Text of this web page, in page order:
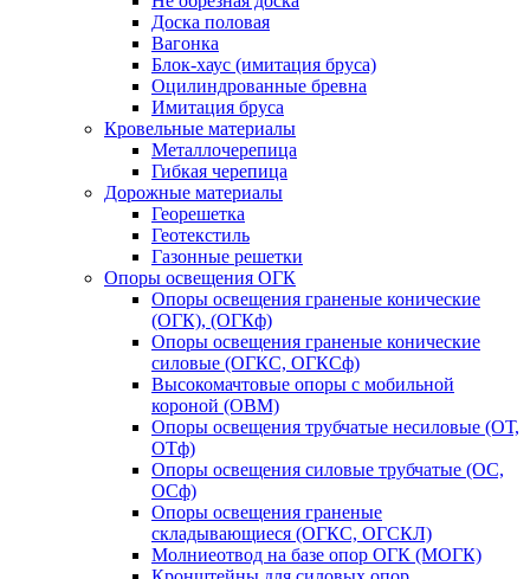
Доска половая
Вагонка
Блок-хаус (имитация бруса)
Оцилиндрованные бревна
Имитация бруса
Кровельные материалы
Металлочерепица
Гибкая черепица
Дорожные материалы
Георешетка
Геотекстиль
Газонные решетки
Опоры освещения ОГК
Опоры освещения граненые конические
(ОГК), (ОГКф)
Опоры освещения граненые конические
силовые (ОГКС, ОГКСф)
Высокомачтовые опоры с мобильной
короной (ОВМ)
Опоры освещения трубчатые несиловые (ОТ,
ОТф)
Опоры освещения силовые трубчатые (ОС,
ОСф)
Опоры освещения граненые
складывающиеся (ОГКС, ОГСКЛ)
Молниеотвод на базе опор ОГК (МОГК)